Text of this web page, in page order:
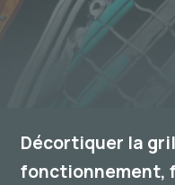
Décortiquer la
fonctionnement,